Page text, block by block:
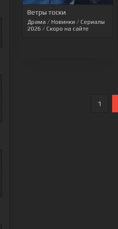
Ветры тоски
Драма / Новинки / Сериалы
2026 / Скоро на сайте
1